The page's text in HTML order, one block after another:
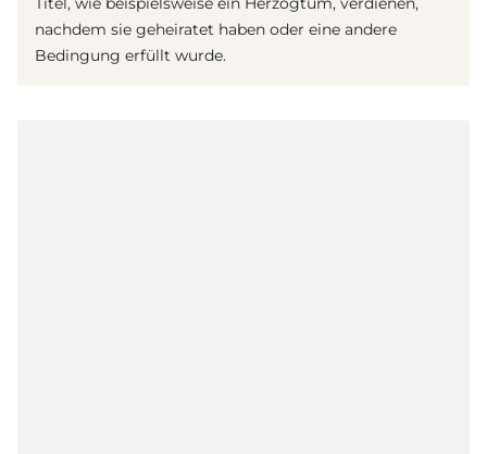
nachdem sie geheiratet haben oder eine andere
Bedingung erfüllt wurde.